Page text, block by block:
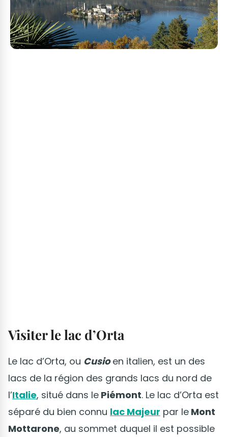
Visiter le lac d’Orta
Le lac d’Orta, ou Cusioen italien, est un des
lacs de la région des grands lacs du nord de
l’Italie, situé dans le Piémont. Le lac d’Orta est
séparé du bien connu lac Majeur par le Mont
Mottarone, au sommet duquel il est possible